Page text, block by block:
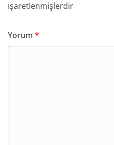
işaretlenmişlerdir
Yorum *